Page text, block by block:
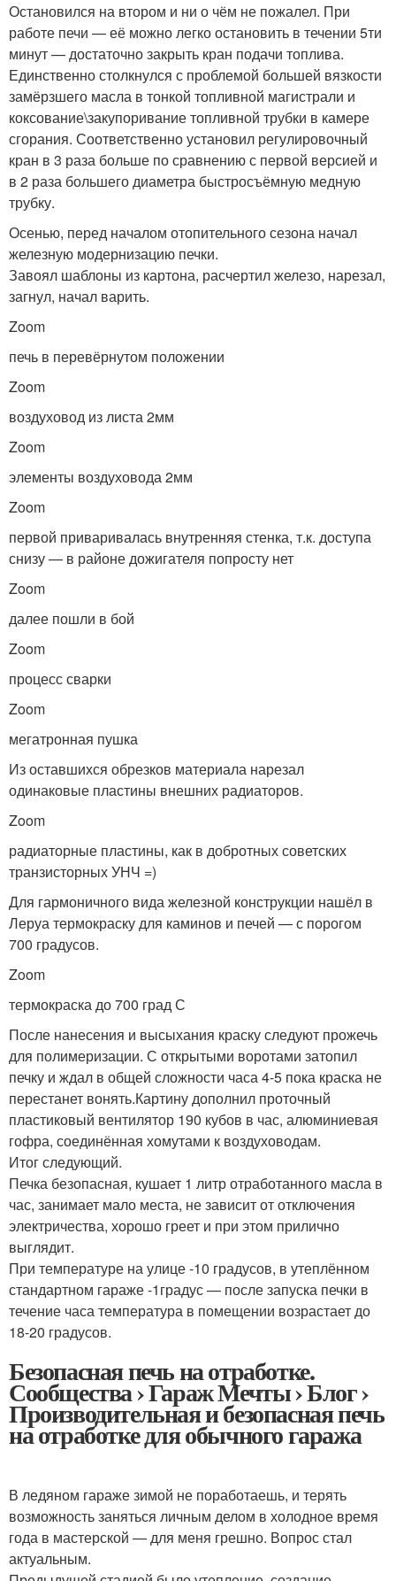
Остановился на втором и ни о чём не пожалел. При
работе печи — её можно легко остановить в течении 5ти
минут — достаточно закрыть кран подачи топлива.
Единственно столкнулся с проблемой большей вязкости
замёрзшего масла в тонкой топливной магистрали и
коксование\закупоривание топливной трубки в камере
сгорания. Соответственно установил регулировочный
кран в 3 раза больше по сравнению с первой версией и
в 2 раза большего диаметра быстросъёмную медную
трубку.
Осенью, перед началом отопительного сезона начал
железную модернизацию печки.
Завоял шаблоны из картона, расчертил железо, нарезал,
загнул, начал варить.
Zoom
печь в перевёрнутом положении
Zoom
воздуховод из листа 2мм
Zoom
элементы воздуховода 2мм
Zoom
первой приваривалась внутренняя стенка, т.к. доступа
снизу — в районе дожигателя попросту нет
Zoom
далее пошли в бой
Zoom
процесс сварки
Zoom
мегатронная пушка
Из оставшихся обрезков материала нарезал
одинаковые пластины внешних радиаторов.
Zoom
радиаторные пластины, как в добротных советских
транзисторных УНЧ =)
Для гармоничного вида железной конструкции нашёл в
Леруа термокраску для каминов и печей — с порогом
700 градусов.
Zoom
термокраска до 700 град С
После нанесения и высыхания краску следуют прожечь
для полимеризации. С открытыми воротами затопил
печку и ждал в общей сложности часа 4-5 пока краска не
перестанет вонять.Картину дополнил проточный
пластиковый вентилятор 190 кубов в час, алюминиевая
гофра, соединённая хомутами к воздуховодам.
Итог следующий.
Печка безопасная, кушает 1 литр отработанного масла в
час, занимает мало места, не зависит от отключения
электричества, хорошо греет и при этом прилично
выглядит.
При температуре на улице -10 градусов, в утеплённом
стандартном гараже -1градус — после запуска печки в
течение часа температура в помещении возрастает до
18-20 градусов.
Безопасная печь на отработке.
Сообщества › Гараж Мечты › Блог ›
Производительная и безопасная печь
на отработке для обычного гаража
В ледяном гараже зимой не поработаешь, и терять
возможность заняться личным делом в холодное время
года в мастерской — для меня грешно. Вопрос стал
актуальным.